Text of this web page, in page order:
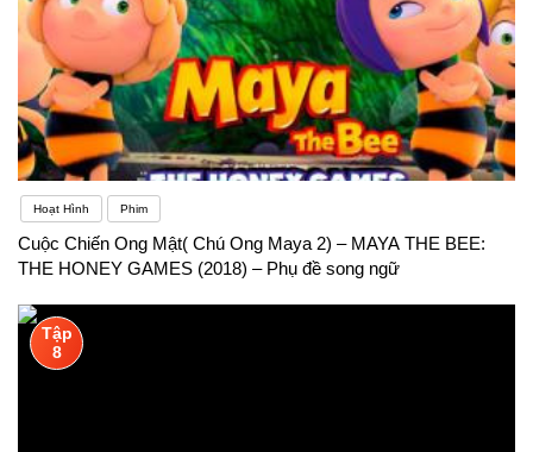
Hoạt Hình Phim
Cuộc Chiến Ong Mật( Chú Ong Maya 2) – MAYA THE BEE:
THE HONEY GAMES (2018) – Phụ đề song ngữ
Tập
8